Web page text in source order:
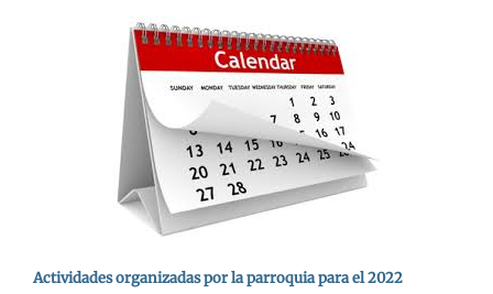
Actividades organizadas por la parroquia para el 2022